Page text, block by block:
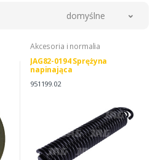
domyślne
Akcesoria i normalia
JAG82-0194 Sprężyna
napinająca
951199.02